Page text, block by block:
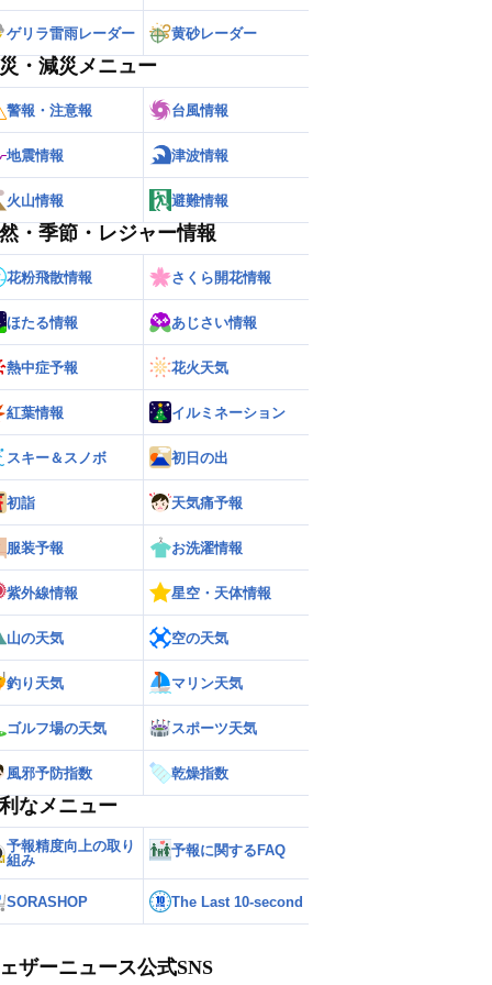
ゲリラ雷雨レーダー 黄砂レーダー
・減災メニュー
警報・注意報 台風情報
地震情報 津波情報
火山情報 避難情報
・季節・レジャー情報
花粉飛散情報 さくら開花情報
ほたる情報 あじさい情報
熱中症予報 花火天気
紅葉情報 イルミネーション
スキー＆スノボ 初日の出
初詣 天気痛予報
服装予報 お洗濯情報
紫外線情報 星空・天体情報
山の天気 空の天気
釣り天気 マリン天気
ゴルフ場の天気 スポーツ天気
風邪予防指数 乾燥指数
なメニュー
予報精度向上の取り
組み
予報に関するFAQ
SORASHOP The Last 10-second
ザーニュース公式SNS